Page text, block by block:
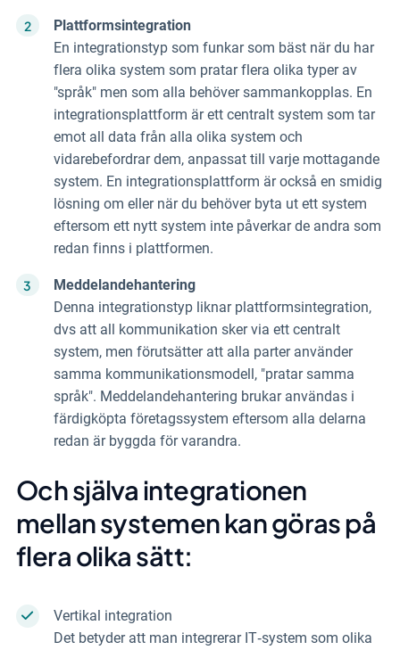
Plattformsintegration
En integrationstyp som funkar som bäst när du har
flera olika system som pratar flera olika typer av
"språk" men som alla behöver sammankopplas. En
integrationsplattform är ett centralt system som tar
emot all data från alla olika system och
vidarebefordrar dem, anpassat till varje mottagande
system. En integrationsplattform är också en smidig
lösning om eller när du behöver byta ut ett system
eftersom ett nytt system inte påverkar de andra som
redan finns i plattformen.
Meddelandehantering
Denna integrationstyp liknar plattformsintegration,
dvs att all kommunikation sker via ett centralt
system, men förutsätter att alla parter använder
samma kommunikationsmodell, "pratar samma
språk". Meddelandehantering brukar användas i
färdigköpta företagssystem eftersom alla delarna
redan är byggda för varandra.
Och själva integrationen
mellan systemen kan göras på
flera olika sätt:
Vertikal integration
Det betyder att man integrerar IT‑system som olika